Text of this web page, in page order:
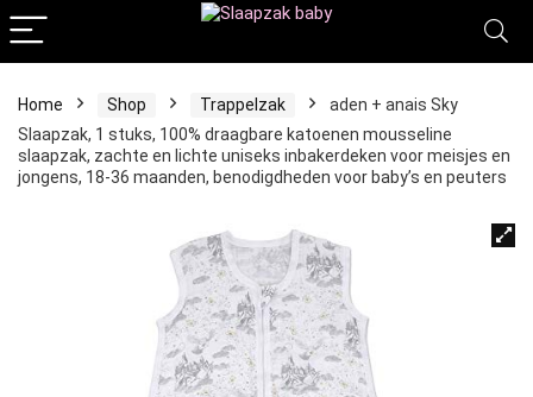
Home Shop Trappelzak
aden + anais Sky
Slaapzak, 1 stuks, 100% draagbare katoenen mousseline
slaapzak, zachte en lichte uniseks inbakerdeken voor meisjes en
jongens, 18-36 maanden, benodigdheden voor baby’s en peuters